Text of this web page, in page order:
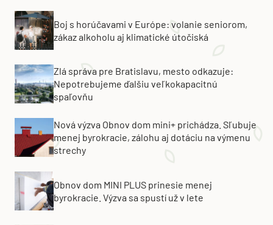
Boj s horúčavami v Európe: volanie seniorom,
zákaz alkoholu aj klimatické útočiská
Zlá správa pre Bratislavu, mesto odkazuje:
Nepotrebujeme ďalšiu veľkokapacitnú
spaľovňu
Nová výzva Obnov dom mini+ prichádza. Sľubuje
menej byrokracie, zálohu aj dotáciu na výmenu
strechy
Obnov dom MINI PLUS prinesie menej
byrokracie. Výzva sa spustí už v lete